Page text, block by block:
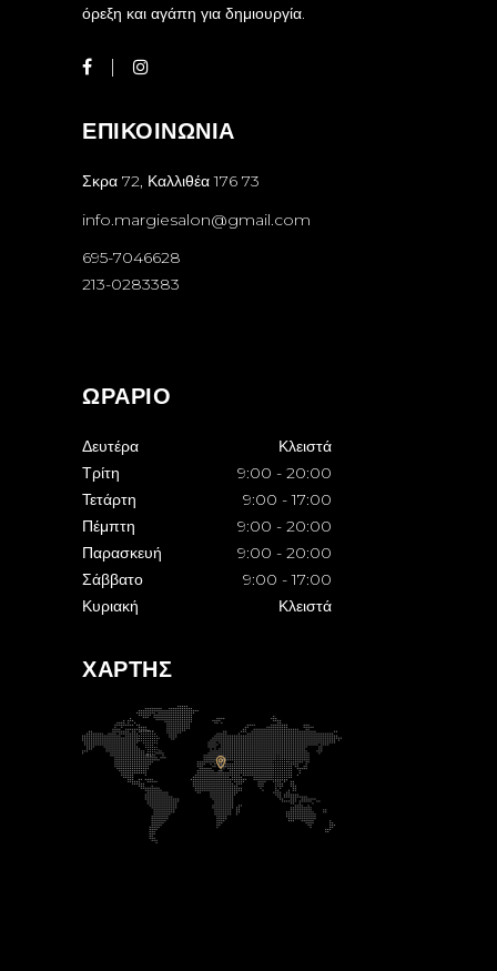
όρεξη και αγάπη για δημιουργία.
ΕΠΙΚΟΙΝΩΝΙΑ
Σκρα 72, Καλλιθέα 176 73
info.margiesalon@gmail.com
695-7046628
213-0283383
ΩΡΑΡΙΟ
Δευτέρα
Κλειστά
Τρίτη
9:00 - 20:00
Τετάρτη
9:00 - 17:00
Πέμπτη
9:00 - 20:00
Παρασκευή
9:00 - 20:00
Σάββατο
9:00 - 17:00
Κυριακή
Κλειστά
ΧΑΡΤΗΣ